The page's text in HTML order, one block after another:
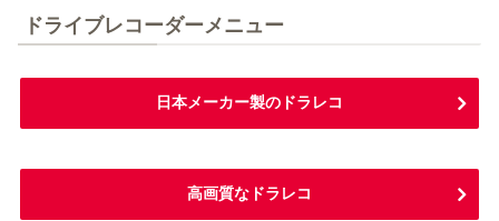
ドライブレコーダーメニュー
日本メーカー製のドラレコ
高画質なドラレコ